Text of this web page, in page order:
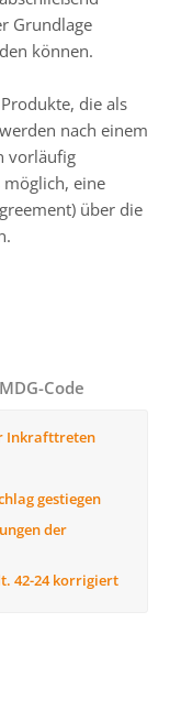
Grundlage
können.
die als
nach einem
vorläufig
möglich, eine
über die
Code
Inkrafttreten
gestiegen
der
42-24 korrigiert